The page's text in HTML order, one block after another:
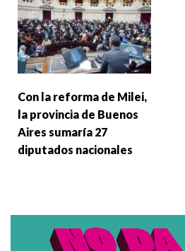
Con la reforma de Milei,
la provincia de Buenos
Aires sumaría 27
diputados nacionales